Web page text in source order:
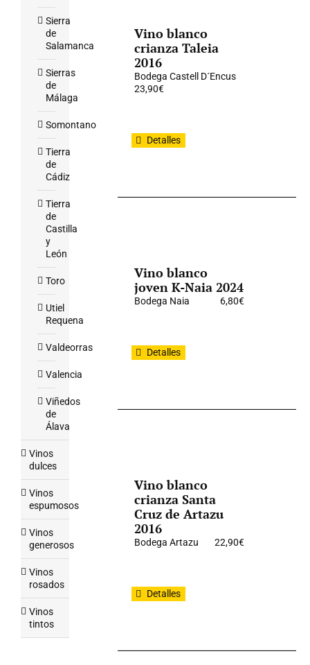
Vino blanco
crianza Taleia
2016
Bodega Castell D´Encus
23,90€
Detalles
Vino blanco
joven K-Naia 2024
Bodega Naia 6,80€
Detalles
Vino blanco
crianza Santa
Cruz de Artazu
2016
Bodega Artazu 22,90€
Detalles
Sierra
de
Salamanca
Sierras
de
Málaga
Somontano
Tierra
de
Cádiz
Tierra
de
Castilla
y
León
Toro
Utiel
Requena
Valdeorras
Valencia
Viñedos
de
Álava
Vinos
dulces
Vinos
espumosos
Vinos
generosos
Vinos
rosados
Vinos
tintos